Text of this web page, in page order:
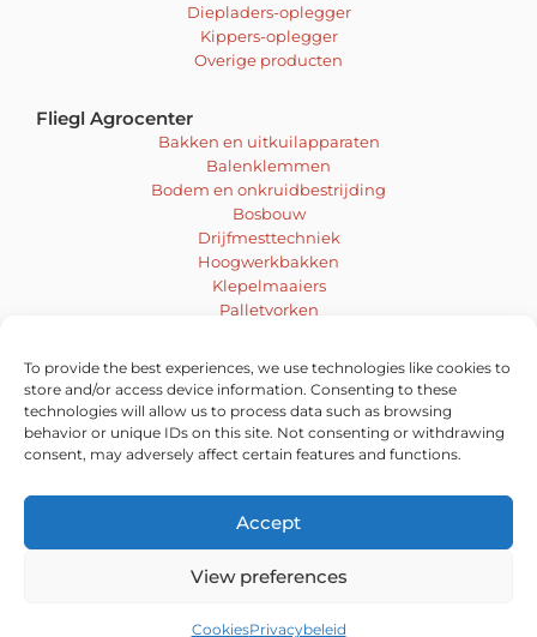
To provide the best experiences, we use technologies like cookies to
store and/or access device information. Consenting to these
technologies will allow us to process data such as browsing
behavior or unique IDs on this site. Not consenting or withdrawing
consent, may adversely affect certain features and functions.
Accept
View preferences
CookiesPrivacybeleid
Diepladers-oplegger
Kippers-oplegger
Overige producten
Fliegl Agrocenter
Bakken en uitkuilapparaten
Balenklemmen
Bodem en onkruidbestrijding
Bosbouw
Drijfmesttechniek
Hoogwerkbakken
Klepelmaaiers
Palletvorken
Sneeuwschuiven en schuifbladen
Veegmachines
Voer- en inkuiltechniek
Vacatures
Pure GraphX